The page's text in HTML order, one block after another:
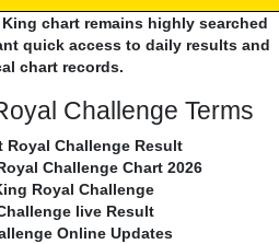
chart remains highly searched
quick access to daily results and
chart records.
Challenge Terms
Royal Challenge Result
Challenge Chart 2026
Royal Challenge
live Result
Online Updates